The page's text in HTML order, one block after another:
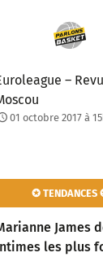
–
01 octobre 2017 à
✪ TENDANCES
James
les plus